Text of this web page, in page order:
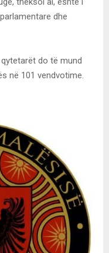
dhe
do të mund
në 101 vendvotime.